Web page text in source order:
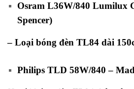
Osram L36W/840 Lumilux
Spencer)
– Loại bóng đèn TL84 dài
Philips TLD 58W/840 –